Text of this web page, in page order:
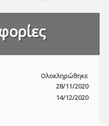
Ολοκληρώθηκε
28/11/2020
14/12/2020